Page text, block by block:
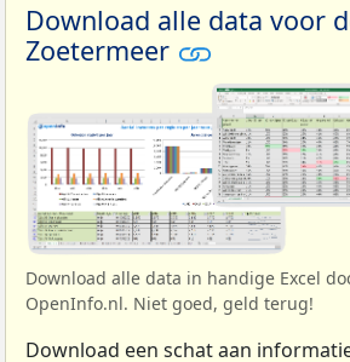
Download alle data voor
Zoetermeer
Download alle data in handige Excel
OpenInfo.nl. Niet goed, geld terug!
Download een schat aan